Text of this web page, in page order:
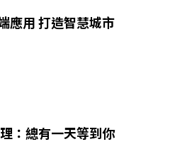
應用 打造智慧城市
：總有一天等到你